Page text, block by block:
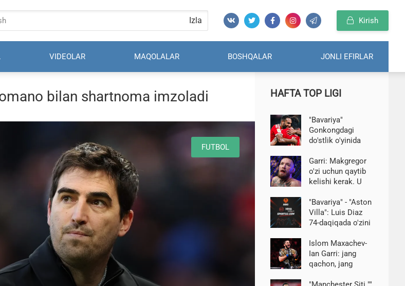
Izla Kirish
VIDEOLAR MAQOLALAR BOSHQALAR JONLI EFIRLAR
bilan shartnoma imzoladi
FUTBOL
HAFTA TOP LIGI
"Bavariya"
Gonkongdagi
do'stlik o'yinida
mag'lub etdi
Garri: Makgregor
o'zi uchun qaytib
kelishi kerak. U
tugamasligi kerak
"Bavariya" - "Aston
Villa": Luis Diaz
74-daqiqada o'zini
Islom Maxachev-
Ian Garri: jang
qachon, jang